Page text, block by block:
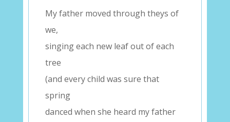
My father moved through theys of
we,
singing each new leaf out of each
tree
(and every child was sure that
spring
danced when she heard my father